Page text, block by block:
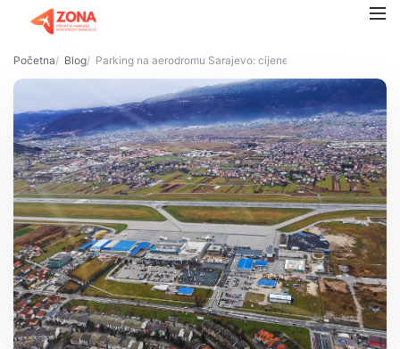
Početna Blog Parking na aerodromu Sarajevo: cijene, opcije i šta putnici